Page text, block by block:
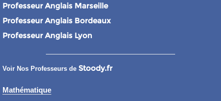
Professeur Anglais Marseille
Professeur Anglais Bordeaux
Professeur Anglais Lyon
Voir Nos Professeurs de Stoody.fr
Mathématique